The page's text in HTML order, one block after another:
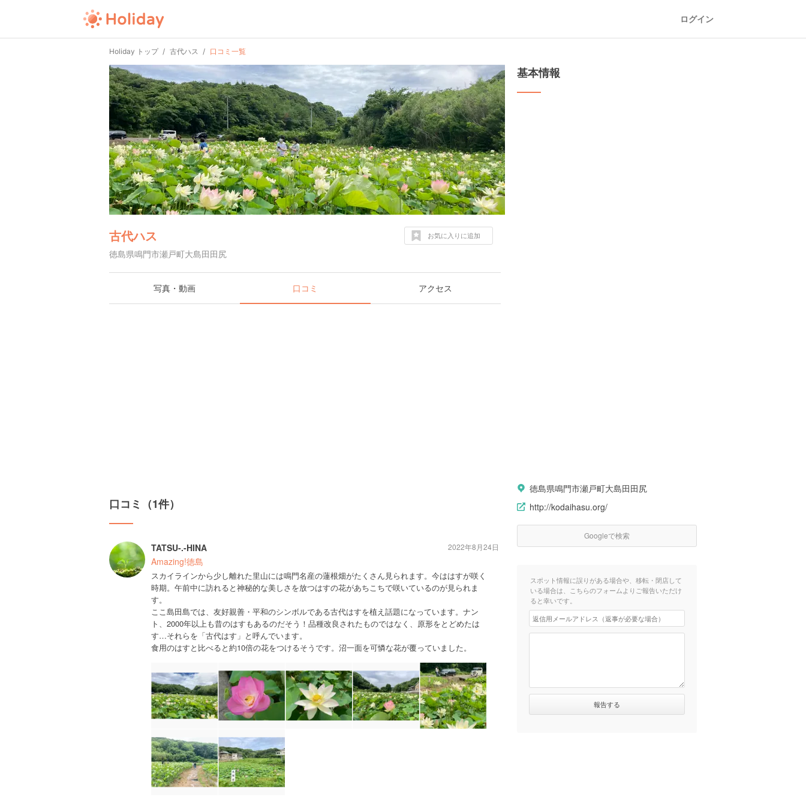
ログイン
Holiday トップ 古代ハス 口コミ一覧
古代ハス
徳島県鳴門市瀬戸町大島田田尻
お気に入りに追加
写真・動画 口コミ アクセス
口コミ（1件）
TATSU-.-HINA
Amazing!徳島
スカイラインから少し離れた里山には鳴門名産の蓮根畑がたくさん見られます。今ははすが咲く
時期。午前中に訪れると神秘的な美しさを放つはすの花があちこちで咲いているのが見られま
す。
ここ島田島では、友好親善・平和のシンボルである古代はすを植え話題になっています。ナン
ト、2000年以上も昔のはすもあるのだそう！品種改良されたものではなく、原形をとどめたは
す…それらを「古代はす」と呼んでいます。
食用のはすと比べると約10倍の花をつけるそうです。沼一面を可憐な花が覆っていました。
2022年8月24日
基本情報
徳島県鳴門市瀬戸町大島田田尻
http://kodaihasu.org/
Googleで検索
スポット情報に誤りがある場合や、移転・閉店して
いる場合は、こちらのフォームよりご報告いただけ
ると幸いです。